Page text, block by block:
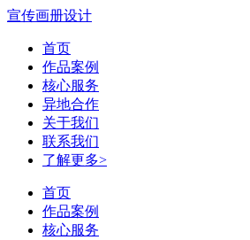
宣传画册设计
首页
作品案例
核心服务
异地合作
关于我们
联系我们
了解更多>
首页
作品案例
核心服务